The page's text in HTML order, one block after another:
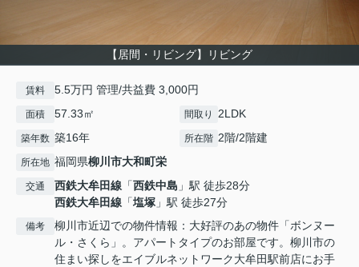
【居間・リビング】リビング
賃料 5.5万円 管理/共益費 3,000円
面積 57.33㎡ 間取り 2LDK
築年数 築16年 所在階 2階/2階建
所在地 福岡県柳川市大和町栄
交通 西鉄大牟田線 「西鉄中島 」駅 徒歩28分
西鉄大牟田線 「塩塚 」駅 徒歩27分
備考
柳川市近辺での物件情報：大好評のあの物件「ボンヌー
ル・さくら」。アパートタイプのお部屋です。柳川市の
住まい探しをエイブルネットワーク大牟田駅前店にお手